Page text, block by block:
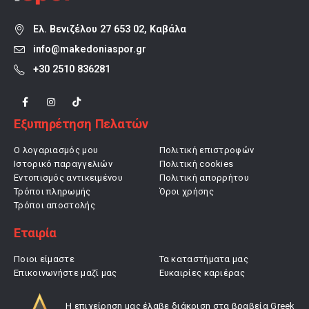
Ελ. Βενιζέλου 27 653 02, Καβάλα
info@makedoniaspor.gr
+30 2510 836281
Εξυπηρέτηση Πελατών
Ο λογαριασμός μου
Ιστορικό παραγγελιών
Εντοπισμός αντικειμένου
Τρόποι πληρωμής
Τρόποι αποστολής
Πολιτική επιστροφών
Πολιτική cookies
Πολιτική απορρήτου
Όροι χρήσης
Εταιρία
Ποιοι είμαστε
Επικοινωνήστε μαζί μας
Τα καταστήματα μας
Ευκαιρίες καριέρας
Η επιχείρηση μας έλαβε διάκριση στα βραβεία Greek